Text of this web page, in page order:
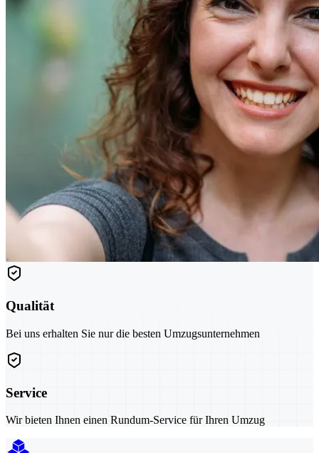
Qualität
Bei uns erhalten Sie nur die besten Umzugsunternehmen
Service
Wir bieten Ihnen einen Rundum-Service für Ihren Umzug